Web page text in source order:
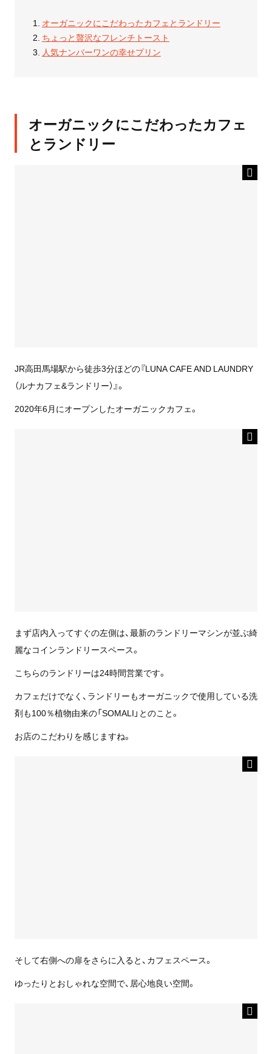
オーガニックにこだわったカフェとランドリー
ちょっと贅沢なフレンチトースト
人気ナンバーワンの幸せプリン
オーガニックにこだわったカフェ
とランドリー
JR高田馬場駅から徒歩3分ほどの『LUNA CAFE AND LAUNDRY
（ルナカフェ&ランドリー）』。
2020年6月にオープンしたオーガニックカフェ。
まず店内入ってすぐの左側は、最新のランドリーマシンが並ぶ綺
麗なコインランドリースペース。
こちらのランドリーは24時間営業です。
カフェだけでなく、ランドリーもオーガニックで使用している洗
剤も100％植物由来の「SOMALI」とのこと。
お店のこだわりを感じますね。
そして右側への扉をさらに入ると、カフェスペース。
ゆったりとおしゃれな空間で、居心地良い空間。